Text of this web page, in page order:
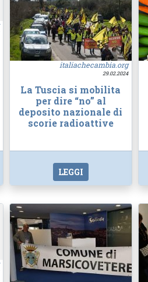
italiachecambia.org
29.02.2024
La Tuscia si mobilita
per dire “no” al
deposito nazionale di
scorie radioattive
LEGGI